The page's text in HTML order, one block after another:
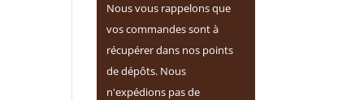
Nous vous rappelons que
vos commandes sont à
récupérer dans nos points
de dépôts. Nous
n'expédions pas de